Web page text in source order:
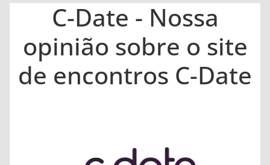
C-Date - Nossa
opinião sobre o site
de encontros C-Date